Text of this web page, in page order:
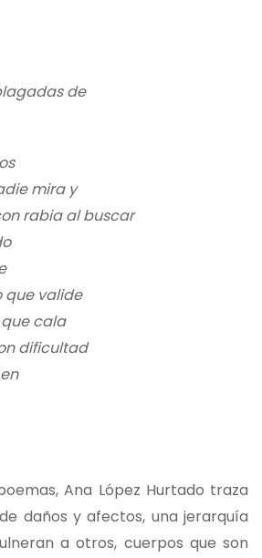
de
mira y
al buscar
valide
cala
Ana López Hurtado traza
daños y afectos, una jerarquía
a otros, cuerpos que son